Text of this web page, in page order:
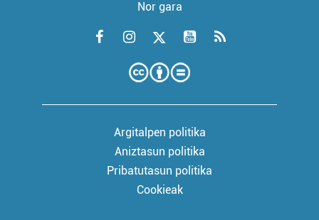
Nor gara
Argitalpen politika
Aniztasun politika
Pribatutasun politika
Cookieak